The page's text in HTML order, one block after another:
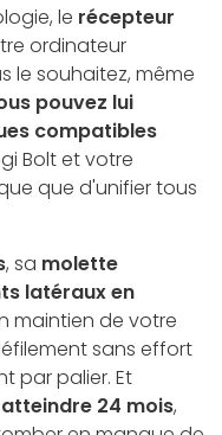
le récepteur
ordinateur
le souhaitez, même
pouvez lui
compatibles
Bolt et votre
que d'unifier tous
, sa molette
latéraux en
maintien de votre
sans effort
par palier. Et
24 mois,